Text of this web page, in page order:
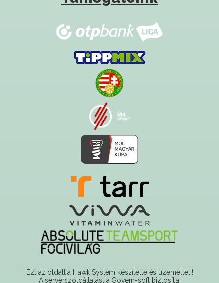
Ezt az oldalt a Hawk System készítette és üzemelteti!